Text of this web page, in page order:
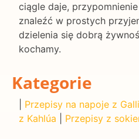
ciągle daje,
znaleźć w prostych
dzielenia się dobrą
kochamy.
Kategorie
Przepisy na napoje z
z Kahlúa
Przepisy z